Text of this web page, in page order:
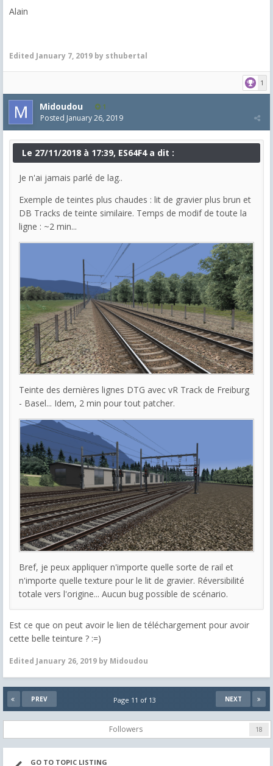
Alain
Edited January 7, 2019 by sthubertal
1
Midoudou 1
Posted January 26, 2019
Le 27/11/2018 à 17:39, ES64F4 a dit :
Je n'ai jamais parlé de lag..
Exemple de teintes plus chaudes : lit de gravier plus brun et
DB Tracks de teinte similaire. Temps de modif de toute la
ligne : ~2 min...
Teinte des dernières lignes DTG avec vR Track de Freiburg
- Basel... Idem, 2 min pour tout patcher.
Bref, je peux appliquer n'importe quelle sorte de rail et
n'importe quelle texture pour le lit de gravier. Réversibilité
totale vers l'origine... Aucun bug possible de scénario.
Est ce que on peut avoir le lien de téléchargement pour avoir
cette belle teinture ? :=)
Edited January 26, 2019 by Midoudou
PREV NEXT
Page 11 of 13
Followers 18
GO TO TOPIC LISTING